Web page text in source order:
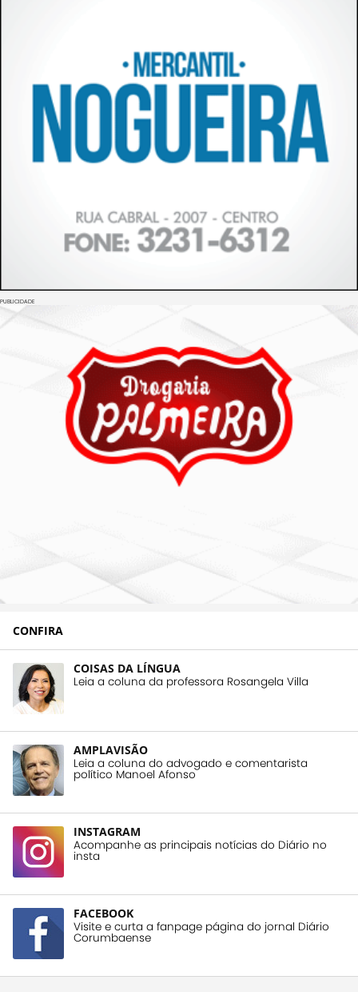
PUBLICIDADE
CONFIRA
COISAS DA LÍNGUA
Leia a coluna da professora Rosangela Villa
AMPLAVISÃO
Leia a coluna do advogado e comentarista
político Manoel Afonso
INSTAGRAM
Acompanhe as principais notícias do Diário no
insta
FACEBOOK
Visite e curta a fanpage página do jornal Diário
Corumbaense